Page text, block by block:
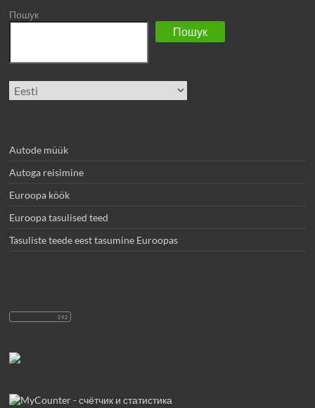
Пошук
Пошук
Vali
keel
Autode müük
Autoga reisimine
Euroopa köök
Euroopa tasulised teed
Tasuliste teede eest tasumine Euroopas